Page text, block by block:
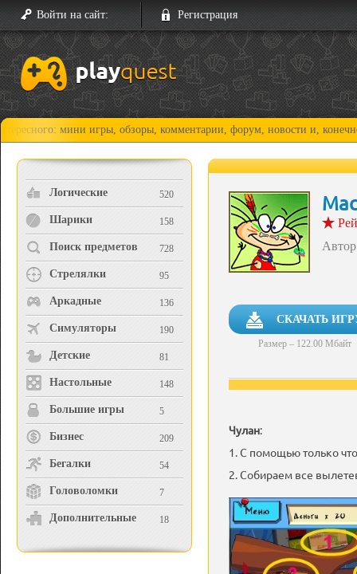
Войти на сайт: Регистрация
обзоры, комментарии, форум, новости и, конечно, прохождения!
Логические 520
Шарики 158
Поиск предметов 728
Стрелялки 95
Аркадные 136
Симуляторы 190
Детские 81
Настольные 148
Большие игры 5
Бизнес 209
Бегалки 54
Головоломки 7
Дополнительные 18
СКАЧАТЬ
Размер – 122.00 Мбайт
Чулан:
1. С помощью только
2. Собираем все